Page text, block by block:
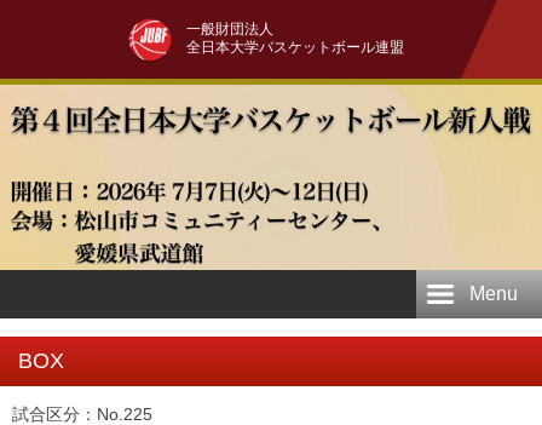
一般財団法人
全日本大学バスケットボール連盟
Menu
BOX
試合区分：No.225